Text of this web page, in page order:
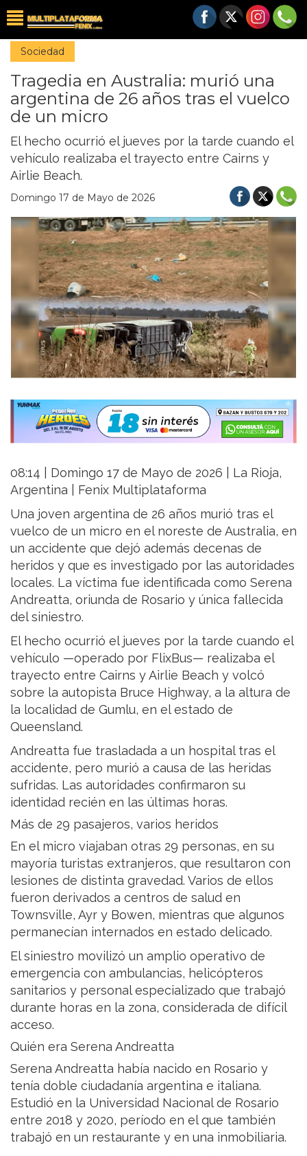
Sociedad
Tragedia en Australia: murió una
argentina de 26 años tras el vuelco
de un micro
El hecho ocurrió el jueves por la tarde cuando el
vehículo realizaba el trayecto entre Cairns y
Airlie Beach.
Domingo 17 de Mayo de 2026
08:14 | Domingo 17 de Mayo de 2026 | La Rioja,
Argentina | Fenix Multiplataforma
Una joven argentina de 26 años murió tras el
vuelco de un micro en el noreste de Australia, en
un accidente que dejó además decenas de
heridos y que es investigado por las autoridades
locales. La víctima fue identificada como Serena
Andreatta, oriunda de Rosario y única fallecida
del siniestro.
El hecho ocurrió el jueves por la tarde cuando el
vehículo —operado por FlixBus— realizaba el
trayecto entre Cairns y Airlie Beach y volcó
sobre la autopista Bruce Highway, a la altura de
la localidad de Gumlu, en el estado de
Queensland.
Andreatta fue trasladada a un hospital tras el
accidente, pero murió a causa de las heridas
sufridas. Las autoridades confirmaron su
identidad recién en las últimas horas.
Más de 29 pasajeros, varios heridos
En el micro viajaban otras 29 personas, en su
mayoría turistas extranjeros, que resultaron con
lesiones de distinta gravedad. Varios de ellos
fueron derivados a centros de salud en
Townsville, Ayr y Bowen, mientras que algunos
permanecían internados en estado delicado.
El siniestro movilizó un amplio operativo de
emergencia con ambulancias, helicópteros
sanitarios y personal especializado que trabajó
durante horas en la zona, considerada de difícil
acceso.
Quién era Serena Andreatta
Serena Andreatta había nacido en Rosario y
tenía doble ciudadanía argentina e italiana.
Estudió en la Universidad Nacional de Rosario
entre 2018 y 2020, período en el que también
trabajó en un restaurante y en una inmobiliaria.